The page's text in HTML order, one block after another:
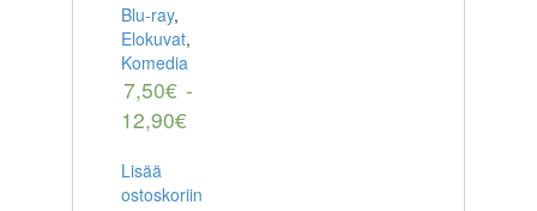
Blu-ray,
Elokuvat,
Komedia
7,50€ -
12,90€
Lisää
ostoskoriin